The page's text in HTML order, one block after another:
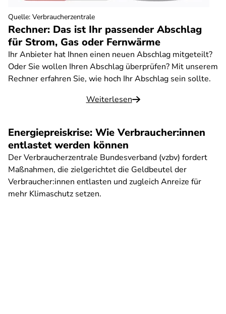
Rechner: Das ist Ihr passender Abschlag
für Strom, Gas oder Fernwärme
Ihr Anbieter hat Ihnen einen neuen Abschlag mitgeteilt?
Oder Sie wollen Ihren Abschlag überprüfen? Mit unserem
Rechner erfahren Sie, wie hoch Ihr Abschlag sein sollte.
Weiterlesen
Quelle: Verbraucherzentrale
Energiepreiskrise: Wie Verbraucher:innen
entlastet werden können
Der Verbraucherzentrale Bundesverband (vzbv) fordert
Maßnahmen, die zielgerichtet die Geldbeutel der
Verbraucher:innen entlasten und zugleich Anreize für
mehr Klimaschutz setzen.